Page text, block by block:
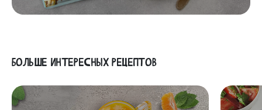
Больше интересных рецептов